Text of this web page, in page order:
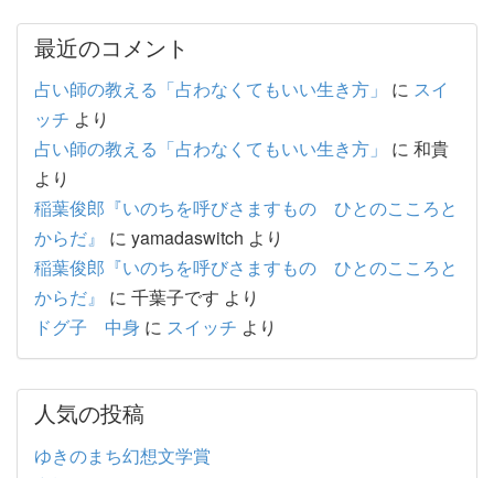
最近のコメント
占い師の教える「占わなくてもいい生き方」 に スイ
ッチ より
占い師の教える「占わなくてもいい生き方」
に 和貴
より
稲葉俊郎『いのちを呼びさますもの ひとのこころと
からだ』
に yamadaswitch より
稲葉俊郎『いのちを呼びさますもの ひとのこころと
からだ』
に 千葉子です より
ドグ子 中身 に スイッチ より
人気の投稿
ゆきのまち幻想文学賞